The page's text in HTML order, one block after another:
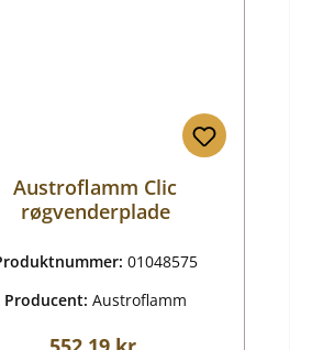
Austroflamm Clic
røgvenderplade
01048575
Producent: Austroflamm
Almindelig pris: